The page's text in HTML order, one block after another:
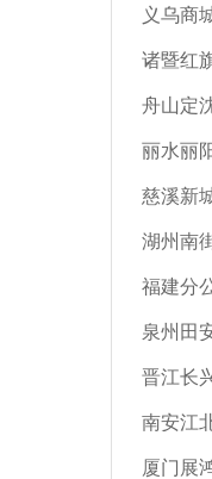
义乌商
诸暨红
舟山定
丽水丽
慈溪新
湖州南
福建分
泉州田
晋江长
南安江
厦门展